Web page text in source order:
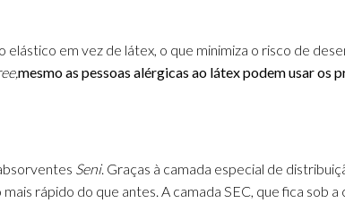
elástico em vez de látex, o que minimiza o risco de
mesmo as pessoas alérgicas ao látex podem usar os
Seni. Graças à camada especial de
rápido do que antes. A camada SEC, que fica sob